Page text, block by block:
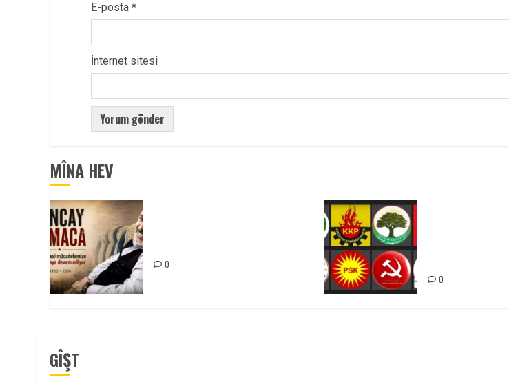
E-posta *
İnternet sitesi
MÎNA HEV
0
0
GÎŞT